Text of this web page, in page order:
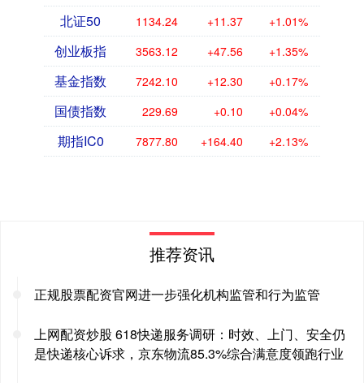
北证50 1134.24 +11.37 +1.01%
创业板指 3563.12 +47.56 +1.35%
基金指数 7242.10 +12.30 +0.17%
国债指数 229.69 +0.10 +0.04%
期指IC0 7877.80 +164.40 +2.13%
推荐资讯
正规股票配资官网进一步强化机构监管和行为监管
上网配资炒股 618快递服务调研：时效、上门、安全仍
是快递核心诉求，京东物流85.3%综合满意度领跑行业